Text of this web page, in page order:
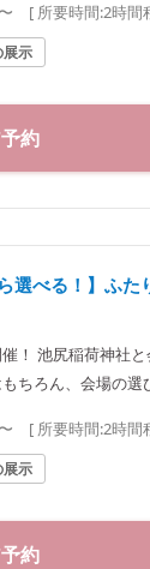
0825 東京都新宿区神楽坂2-1
00（火曜定休） 【
[ 所要時間:2時間
展示
約
選べる！】ふ
！ 池尻稲荷神社
ちろん、会場の
0825 東京都新宿区神楽坂2-1
00（火曜定休） 【
[ 所要時間:2時間
展示
約